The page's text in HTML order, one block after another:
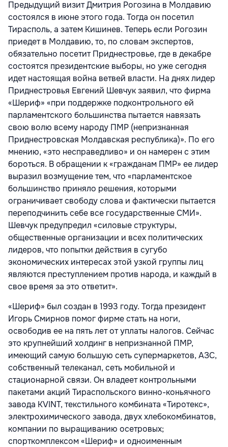
Предыдущий визит Дмитрия Рогозина в Молдавию
состоялся в июне этого года. Тогда он посетил
Тирасполь, а затем Кишинев. Теперь если Рогозин
приедет в Молдавию, то, по словам экспертов,
обязательно посетит Приднестровье, где в декабре
состоятся президентские выборы, но уже сегодня
идет настоящая война ветвей власти. На днях лидер
Приднестровья Евгений Шевчук заявил, что фирма
«Шериф» «при поддержке подконтрольного ей
парламентского большинства пытается навязать
свою волю всему народу ПМР (непризнанная
Приднестровская Молдавская республика)». По его
мнению, «это несправедливо» и он намерен с этим
бороться. В обращении к «гражданам ПМР» ее лидер
выразил возмущение тем, что «парламентское
большинство приняло решения, которыми
ограничивает свободу слова и фактически пытается
переподчинить себе все государственные СМИ».
Шевчук предупредил «силовые структуры,
общественные организации и всех политических
лидеров, что попытки действия в сугубо
экономических интересах этой узкой группы лиц
являются преступлением против народа, и каждый в
свое время за это ответит».
«Шериф» был создан в 1993 году. Тогда президент
Игорь Смирнов помог фирме стать на ноги,
освободив ее на пять лет от уплаты налогов. Сейчас
это крупнейший холдинг в непризнанной ПМР,
имеющий самую большую сеть супермаркетов, АЗС,
собственный телеканал, сеть мобильной и
стационарной связи. Он владеет контрольными
пакетами акций Тираспольского винно-коньячного
завода KVINT, текстильного комбината «Тиротекс»,
электрохимического завода, двух хлебокомбинатов,
компании по выращиванию осетровых;
спорткомплексом «Шериф» и одноименным